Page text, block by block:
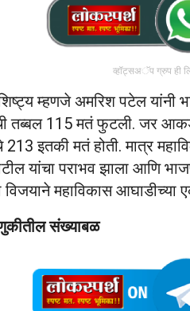
व्हॉट्सअॅप ग्रुप ही
म्हणजे अमरिश पटेल यांनी
तब्बल 115 मतं फुटली. जर
इतकी मतं होती. मात्र
यांचा पराभव झाला आणि
महाविकास आघाडीच्या
संख्याबळ